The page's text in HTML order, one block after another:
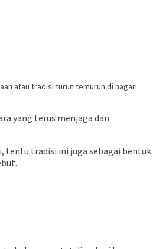
atau tradisi turun temurun di nagari
yang terus menjaga dan
tentu tradisi ini juga sebagai bentuk